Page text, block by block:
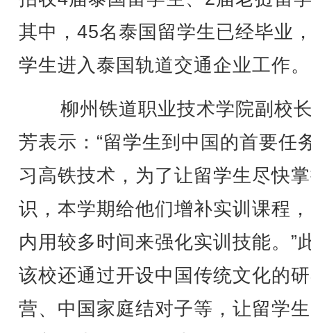
其中，45名泰国留学生已经毕业
学生进入泰国轨道交通企业工作。
柳州铁道职业技术学院副校
芳表示：“留学生到中国的首要任
习高铁技术，为了让留学生尽快
识，本学期给他们增补实训课程
内用较多时间来强化实训技能。”
该校还通过开设中国传统文化的
营、中国家庭结对子等，让留学